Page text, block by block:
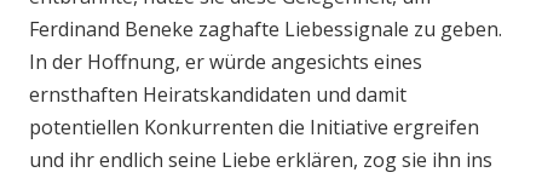
Ferdinand Beneke zaghafte Liebessignale zu geben.
In der Hoffnung, er würde angesichts eines
ernsthaften Heiratskandidaten und damit
potentiellen Konkurrenten die Initiative ergreifen
und ihr endlich seine Liebe erklären, zog sie ihn ins